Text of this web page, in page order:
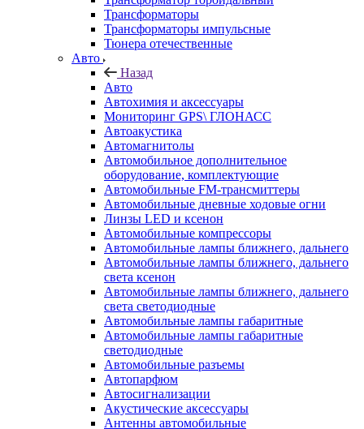
Трансформаторы
Трансформаторы импульсные
Тюнера отечественные
Авто
Назад
Авто
Автохимия и аксессуары
Мониторинг GPS\ ГЛОНАСС
Автоакустика
Автомагнитолы
Автомобильное дополнительное
оборудование, комплектующие
Автомобильные FM-трансмиттеры
Автомобильные дневные ходовые огни
Линзы LED и ксенон
Автомобильные компрессоры
Автомобильные лампы ближнего, дальнего
Автомобильные лампы ближнего, дальнего
света ксенон
Автомобильные лампы ближнего, дальнего
света светодиодные
Автомобильные лампы габаритные
Автомобильные лампы габаритные
светодиодные
Автомобильные разъемы
Автопарфюм
Автосигнализации
Акустические аксессуары
Антенны автомобильные